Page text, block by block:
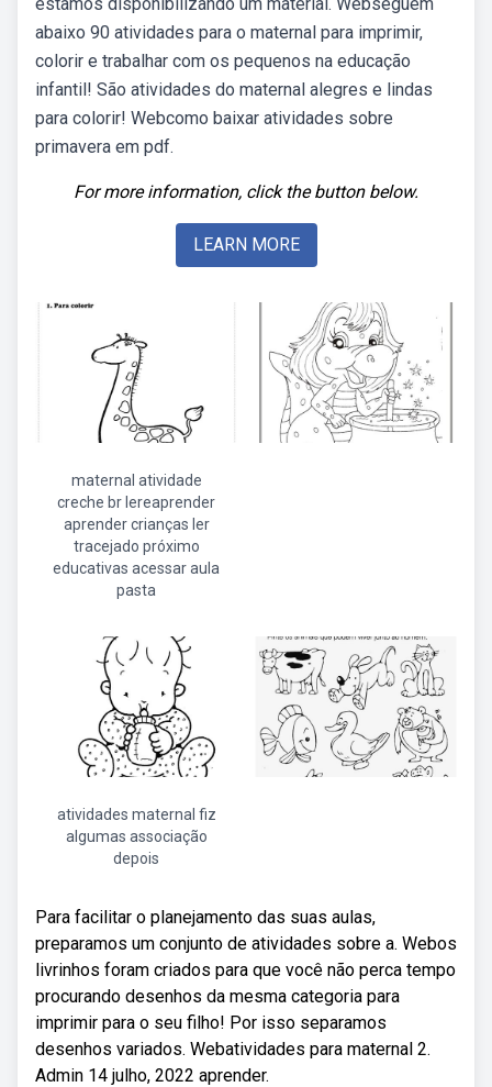
abaixo 90 atividades para o maternal para imprimir,
colorir e trabalhar com os pequenos na educação
infantil! São atividades do maternal alegres e lindas
para colorir! Webcomo baixar atividades sobre
primavera em pdf.
For more information, click the button below.
LEARN MORE
maternal atividade
creche br lereaprender
aprender crianças ler
tracejado próximo
educativas acessar aula
pasta
atividades maternal fiz
algumas associação
depois
Para facilitar o planejamento das suas aulas,
preparamos um conjunto de atividades sobre a. Webos
livrinhos foram criados para que você não perca tempo
procurando desenhos da mesma categoria para
imprimir para o seu filho! Por isso separamos
desenhos variados. Webatividades para maternal 2.
Admin 14 julho, 2022 aprender.